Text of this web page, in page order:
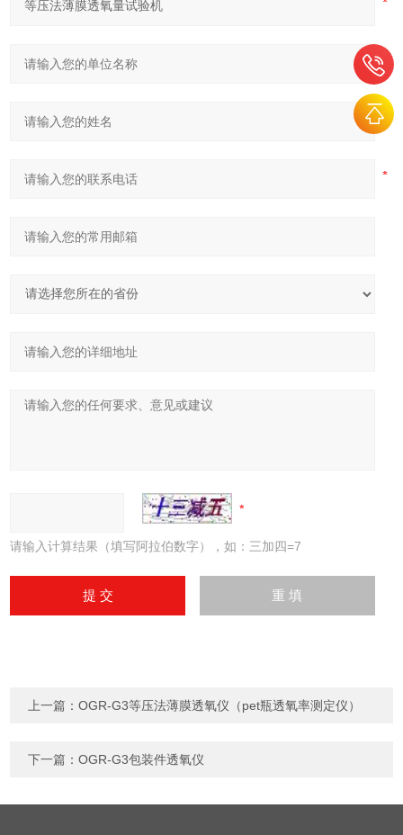
请输入计算结果（填写阿拉伯数字），如：三加四=7
上一篇：OGR-G3等压法薄膜透氧仪（pet瓶透氧率测定仪）
下一篇：OGR-G3包装件透氧仪